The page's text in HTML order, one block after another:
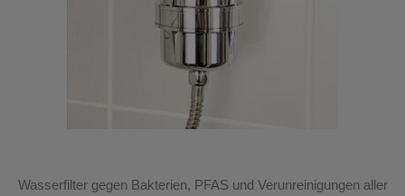
Wasserfilter gegen Bakterien, PFAS und Verunreinigungen aller